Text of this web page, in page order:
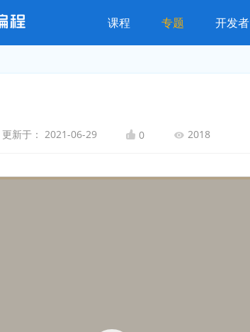
课程 专题 开发者
更新于： 2021-06-29 0 2018